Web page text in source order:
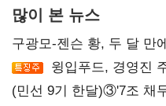
많이 본 뉴스
구광모-젠슨 황, 두 달 만
윙입푸드, 경영진
(민선 9기 한달)③'7조 채